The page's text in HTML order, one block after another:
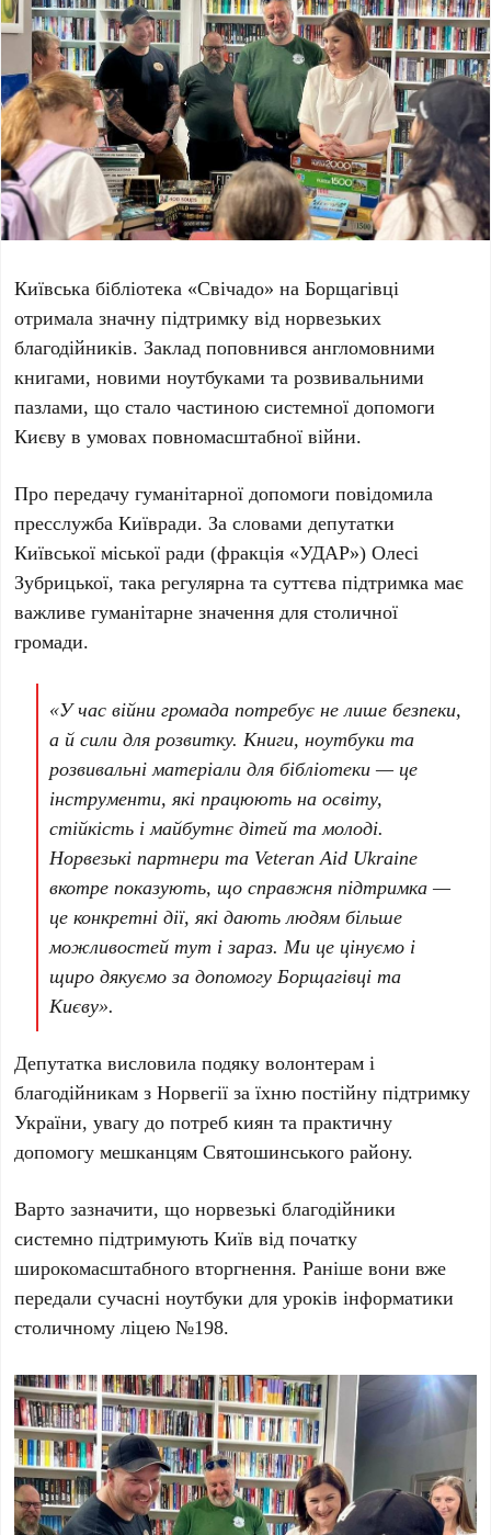
Київська бібліотека «Свічадо» наБорщагівці
отримала значну підтримку від норвезьких
благодійників. Заклад поповнився англомовними
книгами, новими ноутбуками та розвивальними
пазлами, що стало частиною системної допомоги
Києву в умовах повномасштабної війни.
Про передачу гуманітарної допомоги повідомила
пресслужбаКиївради. За словами депутатки
Київської міської ради (фракція «УДАР»)Олесі
Зубрицької, така регулярна та суттєва підтримка має
важливе гуманітарне значення для столичної
громади.
«У час війни громада потребує не лише безпеки,
а й сили для розвитку. Книги, ноутбуки та
розвивальні матеріали для бібліотеки — це
інструменти, які працюють на освіту,
стійкість і майбутнє дітей та молоді.
Норвезькі партнери та Veteran Aid Ukraine
вкотре показують, що справжня підтримка —
це конкретні дії, які дають людям більше
можливостей тут і зараз. Ми це цінуємо і
щиро дякуємо за допомогуБорщагівці та
Києву».
Депутатка висловила подяку волонтерам і
благодійникам зНорвегії за їхню постійну підтримку
України, увагу до потреб киян та практичну
допомогу мешканцямСвятошинського району.
Варто зазначити, що норвезькі благодійники
системно підтримуютьКиїв від початку
широкомасштабного вторгнення. Раніше вони вже
передали сучасні ноутбуки для уроків інформатики
столичному ліцею№198.